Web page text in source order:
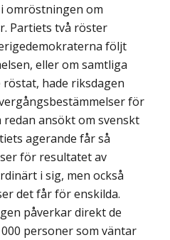
omröstningen om
Partiets två röster
följt
eller om samtliga
hade riksdagen
för
ansökt om svenskt
agerande får så
för resultatet av
i sig, men också
det får för enskilda.
påverkar direkt de
personer som väntar